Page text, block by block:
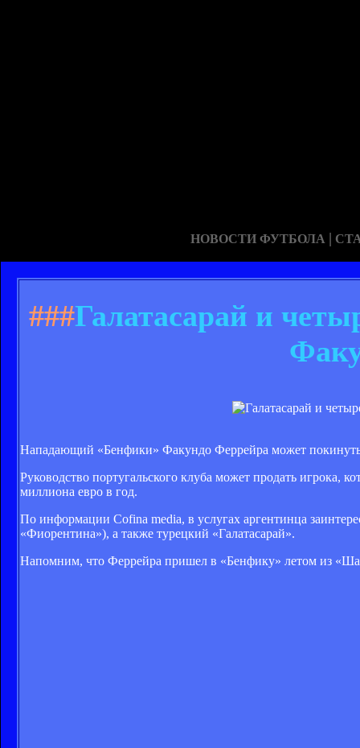
НОВОСТИ ФУТБОЛА |
###Галатасарай и
Нападающий «Бенфики» Факундо Феррейра может
Руководство португальского клуба может продать игрока,
миллиона евро в год.
По информации Cofina media, в услугах аргентинца
«Фиорентина»), а также турецкий «Галатасарай».
Напомним, что Феррейра пришел в «Бенфику» летом из